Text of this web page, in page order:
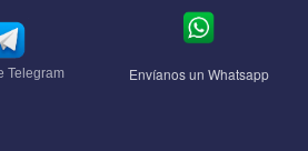
Telegram Envíanos un Whatsapp